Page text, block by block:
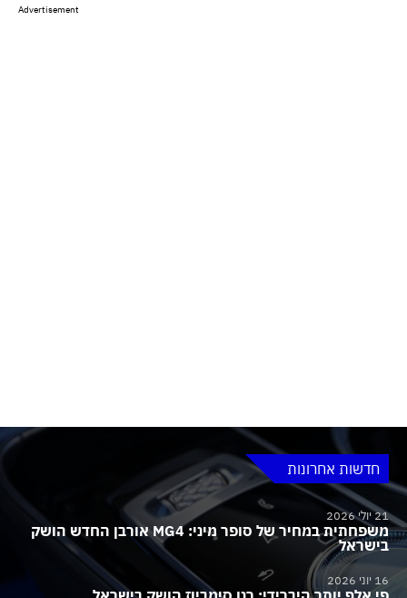
Advertisement
חדשות אחרונות
21 יולי 2026
משפחתית במחיר של סופר מיני: MG4 אורבן החדש הושק
בישראל
16 יוני 2026